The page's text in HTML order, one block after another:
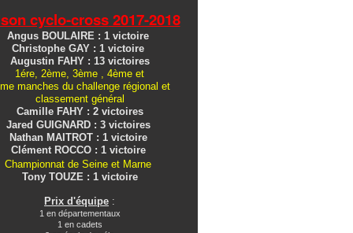
cyclo-cross2017-2018
Angus BOULAIRE : 1 victoire
Christophe GAY : 1 victoire
Augustin FAHY : 13 victoires
1ére, 2ème, 3ème , 4ème et
manches du challenge régional et
classement général
Camille FAHY : 2 victoires
Jared GUIGNARD : 3 victoires
Nathan MAITROT : 1 victoire
Clément ROCCO : 1 victoire
Championnat de Seine et Marne
Tony TOUZE : 1 victoire
Prix d'équipe :
1 en départementaux
1 en cadets